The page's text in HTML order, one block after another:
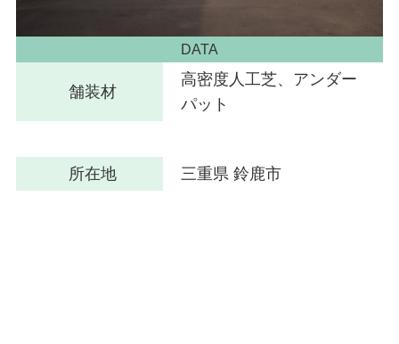
DATA
舗装材
高密度人工芝、アンダー
パット
所在地 三重県 鈴鹿市